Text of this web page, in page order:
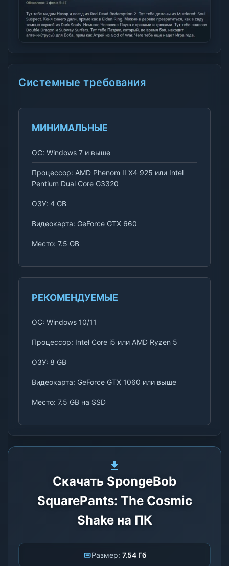
Системные требования
МИНИМАЛЬНЫЕ
ОС: Windows 7 и выше
Процессор: AMD Phenom II X4 925 или Intel
Pentium Dual Core G3320
ОЗУ: 4 GB
Видеокарта: GeForce GTX 660
Место: 7.5 GB
РЕКОМЕНДУЕМЫЕ
ОС: Windows 10/11
Процессор: Intel Core i5 или AMD Ryzen 5
ОЗУ: 8 GB
Видеокарта: GeForce GTX 1060 или выше
Место: 7.5 GB на SSD
Скачать SpongeBob
SquarePants: The Cosmic
Shake на ПК
Размер: 7.54 Гб